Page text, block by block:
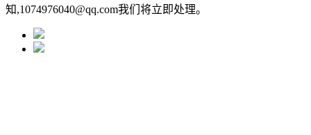
知,1074976040@qq.com我们将立即处理。